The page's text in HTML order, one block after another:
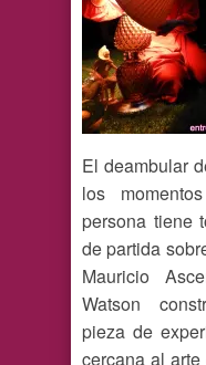
El deambular
los
persona tiene
de partida
Mauricio
Watson
pieza de
cercana al